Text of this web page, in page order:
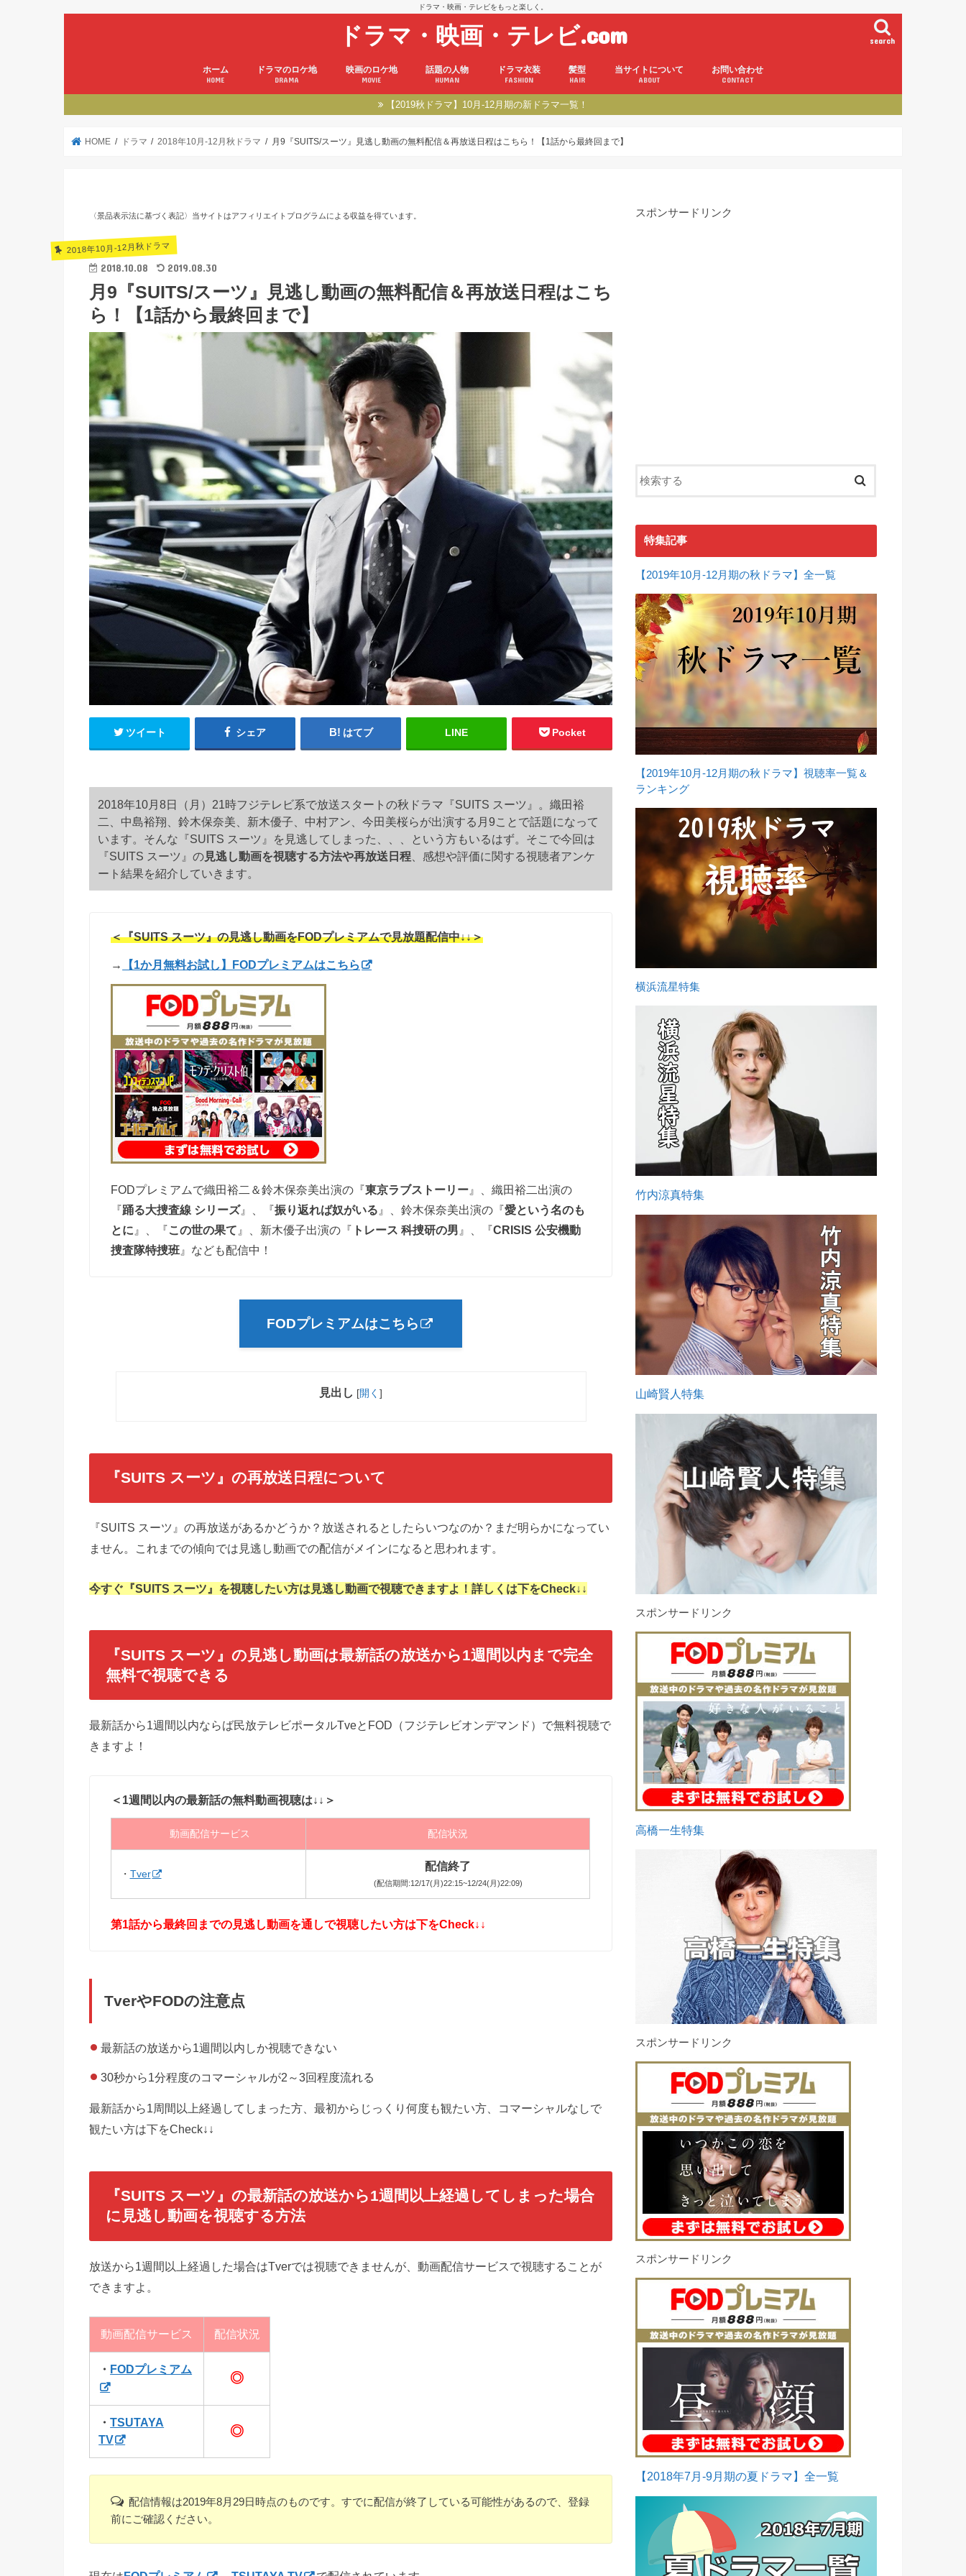
ドラマ・映画・テレビをもっと楽しく。
ドラマ・映画・テレビ.com search
ホーム
HOME
ドラマのロケ地
DRAMA
映画のロケ地
MOVIE
話題の人物
HUMAN
ドラマ衣装
FASHION
髪型
HAIR
当サイトについて
ABOUT
お問い合わせ
CONTACT
【2019秋ドラマ】10月-12月期の新ドラマ一覧！
HOME ドラマ 2018年10月-12月秋ドラマ 月9『SUITS/スーツ』見逃し動画の無料配信＆再放送日程はこちら！【1話から最終回まで】
〈景品表示法に基づく表記〉当サイトはアフィリエイトプログラムによる収益を得ています。
2018年10月-12月秋ドラマ
2018.10.08 2019.08.30
月9『SUITS/スーツ』見逃し動画の無料配信＆再放送日程はこち
ら！【1話から最終回まで】
ツイート シェア はてブ LINE Pocket
2018年10月8日（月）21時フジテレビ系で放送スタートの秋ドラマ『SUITS スーツ』。織田裕
二、中島裕翔、鈴木保奈美、新木優子、中村アン、今田美桜らが出演する月9ことで話題になって
います。そんな『SUITS スーツ』を見逃してしまった、、、という方もいるはず。そこで今回は
『SUITS スーツ』の見逃し動画を視聴する方法や再放送日程 、感想や評価に関する視聴者アンケ
ート結果を紹介していきます。
＜『SUITS スーツ』の見逃し動画をFODプレミアムで見放題配信中↓↓＞
→ 【1か月無料お試し】FODプレミアムはこちら
FODプレミアムで織田裕二＆鈴木保奈美出演の『東京ラブストーリー 』、織田裕二出演の
『踊る大捜査線 シリーズ』、『振り返れば奴がいる 』、鈴木保奈美出演の『愛という名のも
とに 』、『この世の果て 』、新木優子出演の『 トレース 科捜研の男 』、『C RISIS 公安機動
捜査隊特捜班 』なども配信中 ！
FODプレミアムはこちら
見出し [開く ]
『SUITS スーツ』の再放送日程について
『SUITS スーツ』の再放送があるかどうか？放送されるとしたらいつなのか？まだ明らかになってい
ません。これまでの傾向では見逃し動画での配信がメインになると思われます。
今すぐ『SUITS スーツ』を視聴したい方は見逃し動画で視聴できますよ！詳しくは下をCheck↓↓
『SUITS スーツ』 の見逃し動画は最新話の放送から1週間以内まで完全
無料で視聴できる
最新話から1週間以内ならば民放テレビポータルTveとFOD（フジテレビオンデマンド）で無料視聴で
きますよ！
＜1週間以内の最新話の無料動画視聴は↓↓＞
動画配信サービス 配信状況
・ Tver
配信終了
(配信期間:12/17(月)22:15~12/24(月)22:09)
第1話から最終回までの見逃し動画を通しで視聴したい方は下をCheck↓↓
TverやFODの注意点
最新話の放送から1週間以内しか視聴できない
30秒から1分程度のコマーシャルが2～3回程度流れる
最新話から1周間以上経過してしまった方、最初からじっくり何度も観たい方、コマーシャルなしで
観たい方は下をCheck↓↓
『SUITS スーツ』の最新話の放送から1週間以上経過してしまった場合
に見逃し動画を視聴する方法
放送から1週間以上経過した場合はTverでは視聴できませんが、動画配信サービスで視聴することが
できますよ。
動画配信サービス 配信状況
・ FODプレミアム
◎
・TSUTAYA
TV
◎
配信情報は2019年8月29日時点のものです。すでに配信が終了している可能性があるので、登録
前にご確認ください。
スポンサードリンク
特集記事
【2019年10月-12月期の秋ドラマ】全一覧
【2019年10月-12月期の秋ドラマ】視聴率一覧＆
ランキング
横浜流星特集
竹内涼真特集
山崎賢人特集
スポンサードリンク
高橋一生特集
スポンサードリンク
スポンサードリンク
【2018年7月-9月期の夏ドラマ】全一覧